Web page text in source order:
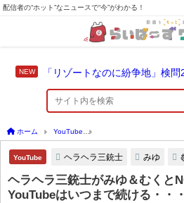
配信者の“ホット”なニュースで“今”がわかる！
「リゾートなのに紛争地」検
ホーム YouTube
YouTube ヘラヘラ三銃士 みゆ
ヘラヘラ三銃士がみゆ＆むくと
YouTubeはいつまで続ける・・